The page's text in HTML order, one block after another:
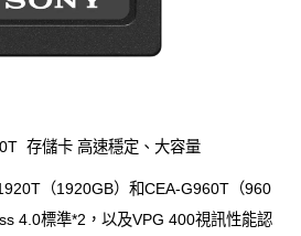
存儲卡 高速穩定、大容量
（1920GB）和CEA-G960T（960
4.0標準*2，以及VPG 400視訊性能認